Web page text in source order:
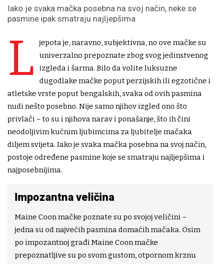
Iako je svaka mačka posebna na svoj način, neke se
pasmine ipak smatraju najljepšima
L
jepota je, naravno, subjektivna, no ove mačke su
univerzalno prepoznate zbog svog jedinstvenog
izgleda i šarma. Bilo da volite luksuzne
dugodlake mačke poput perzijskih ili egzotične i
atletske vrste poput bengalskih, svaka od ovih pasmina
nudi nešto posebno. Nije samo njihov izgled ono što
privlači – to su i njihova narav i ponašanje, što ih čini
neodoljivim kućnim ljubimcima za ljubitelje mačaka
diljem svijeta. Iako je svaka mačka posebna na svoj način,
postoje određene pasmine koje se smatraju najljepšima i
najposebnijima.
Impozantna veličina
Maine Coon mačke poznate su po svojoj veličini –
jedna su od najvećih pasmina domaćih mačaka. Osim
po impozantnoj građi Maine Coon mačke
prepoznatljive su po svom gustom, otpornom krznu